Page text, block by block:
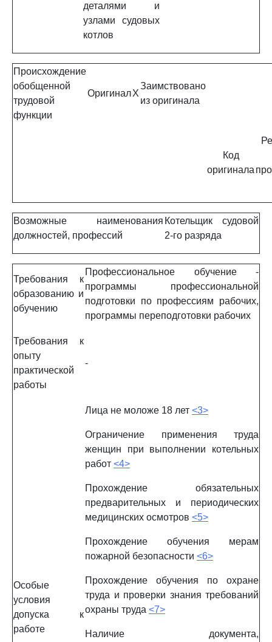
деталями и
узлами судовых
котлов
Происхождение
обобщенной
трудовой
функции
ОригиналX
Заимствовано
из оригинала
Код
оригинала
Возможные наименования
должностей, профессий
Котельщик судовой
2-го разряда
Требования к
образованию и
обучению
Профессиональное обучение -
программы профессиональной
подготовки по профессиям рабочих,
программы переподготовки рабочих
Требования к
опыту
практической
работы
-
Особые
условия
допуска к
работе
Лица не моложе 18 лет <3>
Ограничение применения труда
женщин при выполнении котельных
работ <4>
Прохождение обязательных
предварительных и периодических
медицинских осмотров <5>
Прохождение обучения мерам
пожарной безопасности <6>
Прохождение обучения по охране
труда и проверки знания требований
охраны труда <7>
Наличие документа,